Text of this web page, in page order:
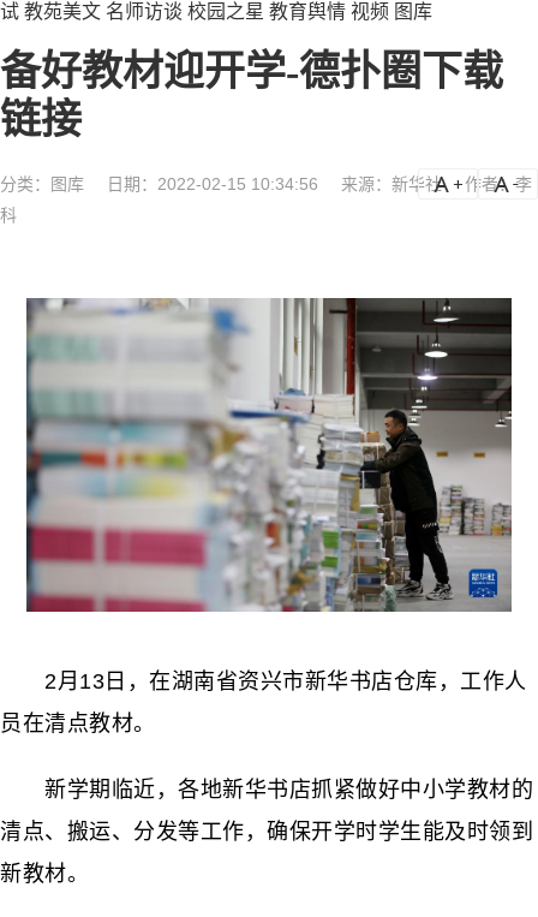
试 教苑美文 名师访谈 校园之星 教育舆情 视频 图库
备好教材迎开学-德扑圈下载
链接
分类： 图库 日期：2022-02-15 10:34:56 来源：新华社
作者：李
科
a a-
2月13日，在湖南省资兴市新华书店仓库，工作人
员在清点教材。
新学期临近，各地新华书店抓紧做好中小学教材的
清点、搬运、分发等工作，确保开学时学生能及时领到
新教材。